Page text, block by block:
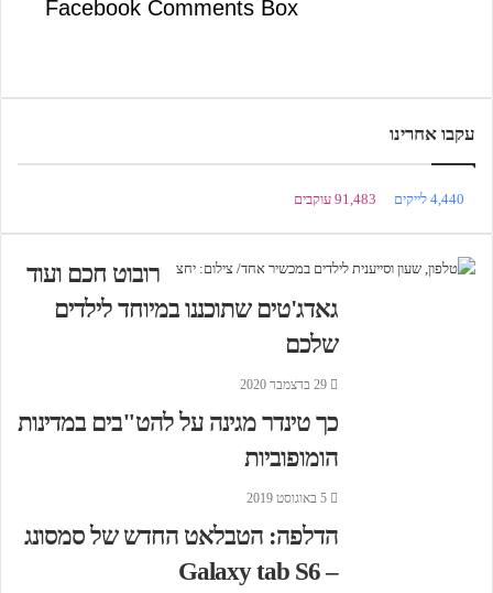
Facebook Comments Box
עקבו אחרינו
4,440 לייקים 91,483 עוקבים
רובוט חכם ועוד
גאדג'טים שתוכננו במיוחד לילדים
שלכם
29 בדצמבר 2020
כך טינדר מגינה על להט"בים במדינות
הומופוביות
5 באוגוסט 2019
הדלפה: הטבלאט החדש של סמסונג
– Galaxy tab S6